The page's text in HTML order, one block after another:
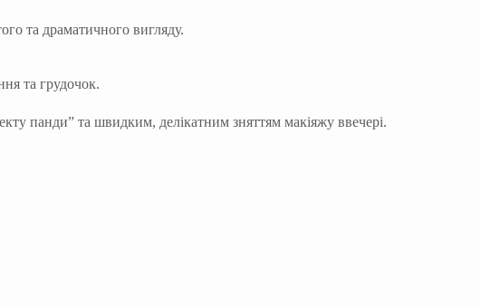
та драматичного вигляду.
та грудочок.
панди” та швидким, делікатним зняттям макіяжу ввечері.